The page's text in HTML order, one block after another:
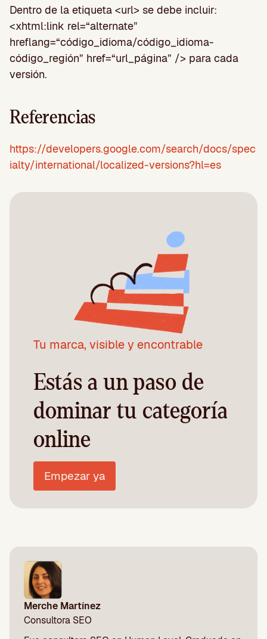
Dentro de la etiqueta <url> se debe incluir:
<xhtml:link rel=“alternate”
hreflang=“código_idioma/código_idioma-
código_región” href=“url_página” /> para cada
versión.
Referencias
https://developers.google.com/search/docs/spec
ialty/international/localized-versions?hl=es
Tu marca, visible y encontrable
Estás a un paso de
dominar tu categoría
online
Empezar ya
Merche Martínez
Consultora SEO